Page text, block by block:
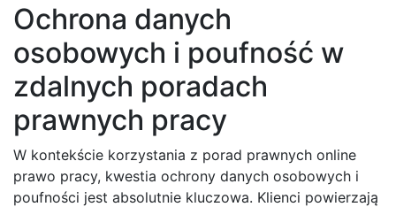
Ochrona danych
osobowych i poufność w
zdalnych poradach
prawnych pracy
W kontekście korzystania z porad prawnych online
prawo pracy, kwestia ochrony danych osobowych i
poufności jest absolutnie kluczowa. Klienci powierzają